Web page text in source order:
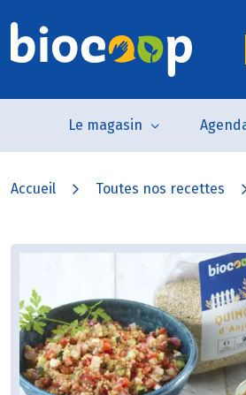
Le magasin
Accueil Toutes nos recettes